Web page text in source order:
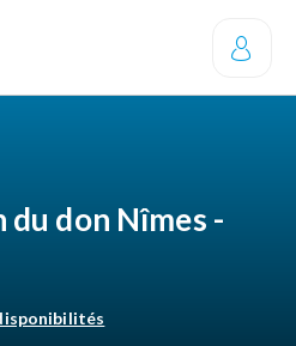
du don Nîmes -